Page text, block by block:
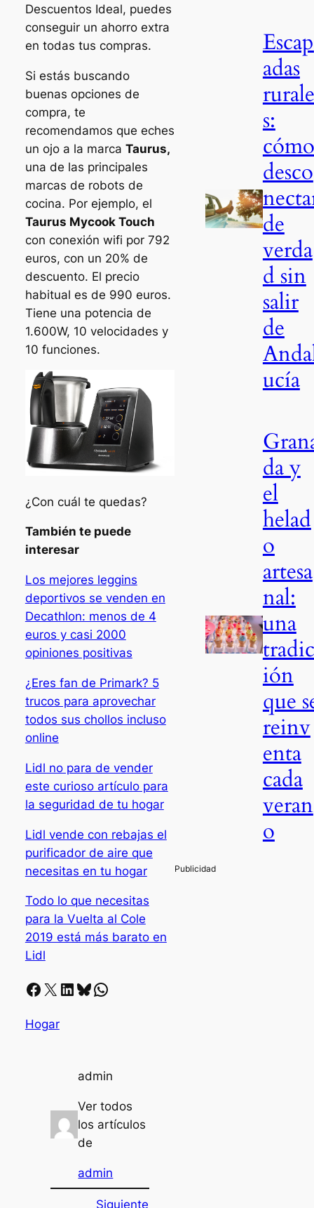
Descuentos Ideal, puedes
conseguir un ahorro extra
en todas tus compras.
Si estás buscando
buenas opciones de
compra, te
recomendamos que eches
un ojo a la marca Taurus,
una de las principales
marcas de robots de
cocina. Por ejemplo, el
Taurus Mycook Touch
con conexión wifi por 792
euros, con un 20% de
descuento. El precio
habitual es de 990 euros.
Tiene una potencia de
1.600W, 10 velocidades y
10 funciones.
¿Con cuál te quedas?
También te puede
interesar
Los mejores leggins
deportivos se venden en
Decathlon: menos de 4
euros y casi 2000
opiniones positivas
¿Eres fan de Primark? 5
trucos para aprovechar
todos sus chollos incluso
online
Lidl no para de vender
este curioso artículo para
la seguridad de tu hogar
Lidl vende con rebajas el
purificador de aire que
necesitas en tu hogar
Todo lo que necesitas
para la Vuelta al Cole
2019 está más barato en
Lidl
Facebook X LinkedIn Bluesky Whatsapp
Hogar
admin
Ver todos
los artículos
de
admin
Siguiente
Escap
adas
rurale
s:
cómo
desco
de
verda
d sin
salir
de
ucía
da y
el
helad
o
artesa
nal:
una
tradic
ión
que
reinv
enta
cada
veran
o